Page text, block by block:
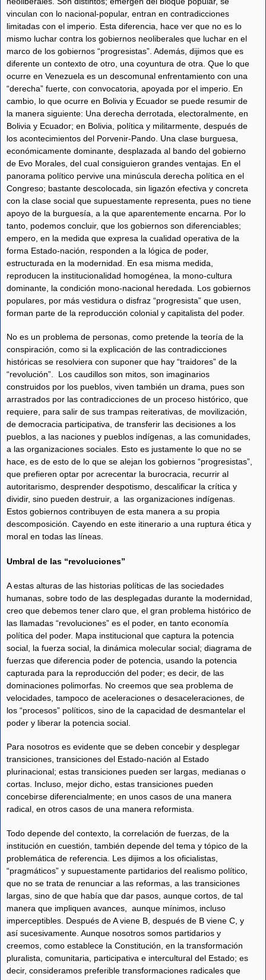
vinculan con lo nacional-popular, entran en contradicciones
limitadas con el imperio. Esta diferencia, hace ver que no es lo
mismo luchar contra los gobiernos neoliberales que luchar en el
marco de los gobiernos “progresistas”. Además, dijimos que es
diferente un contexto de otro, una coyuntura de otra. Que lo que
ocurre en Venezuela es un descomunal enfrentamiento con una
“derecha” fuerte, con convocatoria, apoyada por el imperio. En
cambio, lo que ocurre en Bolivia y Ecuador se puede resumir de
la manera siguiente: Una derecha derrotada, electoralmente, en
Bolivia y Ecuador; en Bolivia, política y militarmente, después de
los acontecimientos del Porvenir-Pando. Una clase burguesa,
económicamente dominante, desplazada al bando del gobierno
de Evo Morales, del cual consiguieron grandes ventajas. En el
panorama político pervive una minúscula derecha política en el
Congreso; bastante descolocada, sin ligazón efectiva y concreta
con la clase social que supuestamente representa, pues no tiene
apoyo de la burguesía, a la que aparentemente encarna. Por lo
tanto, podemos concluir, que los gobiernos son diferenciables;
empero, en la medida que expresa la cualidad operativa de la
forma Estado-nación, responden a la lógica de poder,
estructurada en la modernidad. En esa misma medida,
reproducen la institucionalidad homogénea, la mono-cultura
dominante, la condición mono-nacional heredada. Los gobiernos
populares, por más vestidura o disfraz “progresista” que usen,
forman parte de la reproducción colonial y capitalista del poder.
No es un problema de personas, como pretende la teoría de la
conspiración, como si la explicación de las contradicciones
históricas se resolviera con suponer que hay “traidores” de la
“revolución”. Los caudillos son mitos, son imaginarios
construidos por los pueblos, viven también un drama, pues son
arrastrados por las contradicciones de un proceso histórico, que
requiere, para salir de sus trampas reiterativas, de movilización,
de democracia participativa, de transferir las decisiones a los
pueblos, a las naciones y pueblos indígenas, a las comunidades,
a las organizaciones sociales. Esto es justamente lo que no se
hace, es de esto de lo que se alejan los gobiernos “progresistas”,
que prefieren optar por acrecentar la burocracia, recurrir al
autoritarismo, desprender despotismo, descalificar la crítica y
dividir, sino pueden destruir, a las organizaciones indígenas.
Estos gobiernos contribuyen de esta manera a su propia
descomposición. Cayendo en este itinerario a una ruptura ética y
moral en todas las líneas.
Umbral de las “revoluciones”
A estas alturas de las historias políticas de las sociedades
humanas, sobre todo de las desplegadas durante la modernidad,
creo que debemos tener claro que, el gran problema histórico de
las llamadas “revoluciones” es el poder, en tanto economía
política del poder. Mapa institucional que captura la potencia
social, la fuerza social, la dinámica molecular social; diagrama de
fuerzas que diferencia poder de potencia, usando la potencia
capturada para la reproducción del poder; es decir, de las
dominaciones polimorfas. No creemos que sea problema de
velocidades, tampoco de aceleraciones o desaceleraciones, de
los “procesos” políticos, sino de la capacidad de desmantelar el
poder y liberar la potencia social.
Para nosotros es evidente que se deben concebir y desplegar
transiciones, transiciones del Estado-nación al Estado
plurinacional; estas transiciones pueden ser largas, medianas o
cortas. Incluso, mejor dicho, estas transiciones pueden
concebirse diferencialmente; en unos casos de una manera
radical, en otros casos de una manera reformista.
Todo depende del contexto, la correlación de fuerzas, de la
institución en cuestión, también depende del tema y tópico de la
problemática de referencia. Les dijimos a los oficialistas,
“pragmáticos” y supuestamente partidarios del realismo político,
que no se trata de renunciar a las reformas, a las transiciones
largas, sino de que había que dar pasos, aunque cortos, de tal
manera que impliquen avances, aunque mínimos, incluso
imperceptibles. Después de A viene B, después de B viene C, y
así sucesivamente. Aunque nosotros somos partidarios y
creemos, como establece la Constitución, en la transformación
pluralista, comunitaria, participativa e intercultural del Estado; es
decir, consideramos preferible transformaciones radicales que